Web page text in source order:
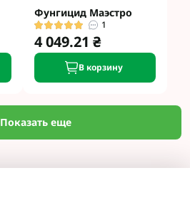
Фунгицид Маэстро
1
4 049.21 ₴
В корзину
Показать еще